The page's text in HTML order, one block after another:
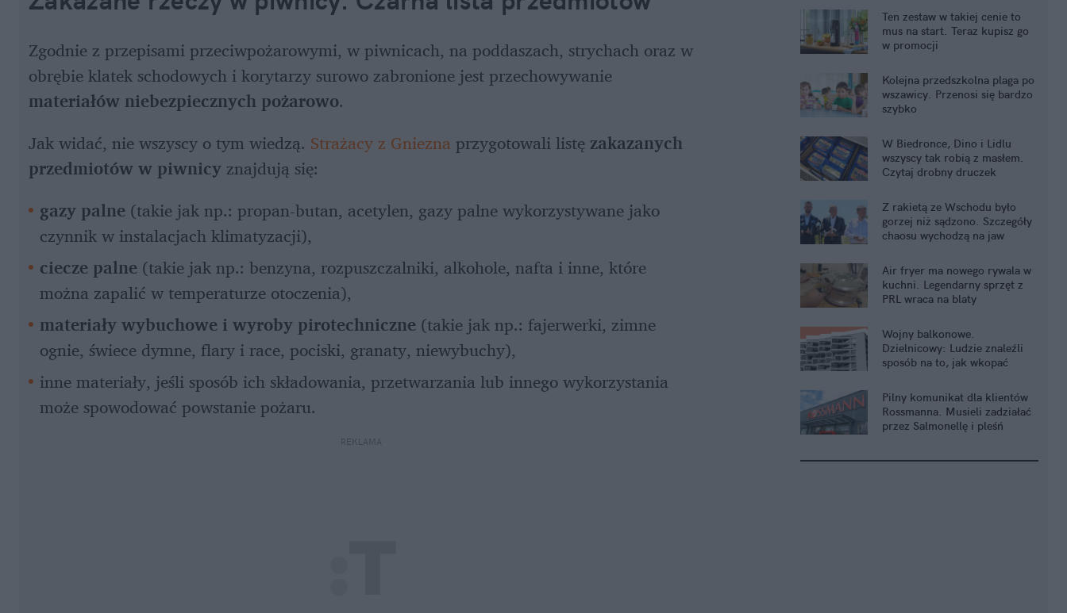
Zgodnie z przepisami przeciwpożarowymi, w piwnicach, na poddaszach, strychach oraz w
materiałów niebezpiecznych pożarowo.
Jak widać, nie wszyscy o tym wiedzą. Strażacy z Gniezna przygotowali listę zakazanych
przedmiotów w piwnicy znajdują się:
gazy palne (takie jak np.: propan-butan, acetylen, gazy palne wykorzystywane jako
czynnik w instalacjach klimatyzacji),
ciecze palne (takie jak np.: benzyna, rozpuszczalniki, alkohole, nafta i inne, które
można zapalić w temperaturze otoczenia),
materiały wybuchowe i wyroby pirotechniczne (takie jak np.: fajerwerki, zimne
ognie, świece dymne, flary i race, pociski, granaty, niewybuchy),
inne materiały, jeśli sposób ich składowania, przetwarzania lub innego wykorzystania
może spowodować powstanie pożaru.
REKLAMA
Ten zestaw w takiej cenie to
mus na start. Teraz kupisz go
w promocji
Kolejna przedszkolna plaga po
wszawicy. Przenosi się bardzo
szybko
W Biedronce, Dino i Lidlu
wszyscy tak robią z masłem.
Czytaj drobny druczek
Z rakietą ze Wschodu było
gorzej niż sądzono. Szczegóły
chaosu wychodzą na jaw
Air fryer ma nowego rywala w
kuchni. Legendarny sprzęt z
PRL wraca na blaty
Wojny balkonowe.
Dzielnicowy: Ludzie znaleźli
sposób na to, jak wkopać
Pilny komunikat dla klientów
Rossmanna. Musieli zadziałać
przez Salmonellę i pleśń